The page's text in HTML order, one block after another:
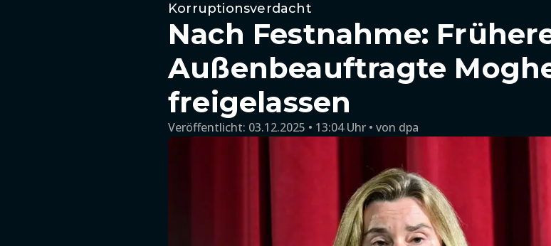
Korruptionsverdacht
Nach Festnahme:
Außenbeauftragte
freigelassen
Veröffentlicht: 03.12.2025 • 13:04 Uhr von dpa